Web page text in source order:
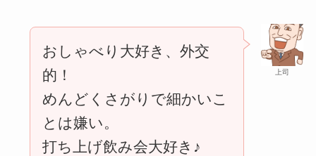
上司
おしゃべり大好き、外交
的！
めんどくさがりで細かいこ
とは嫌い。
打ち上げ飲み会大好き♪